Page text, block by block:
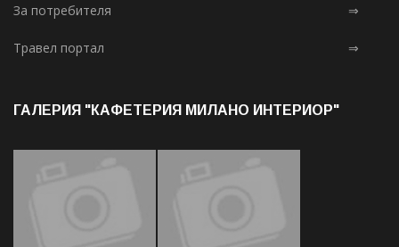
За потребителя ⇒
Травел портал ⇒
ГАЛЕРИЯ "КАФЕТЕРИЯ МИЛАНО ИНТЕРИОР"